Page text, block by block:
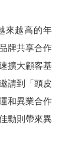
來越高的年
牌共享合作
擴大顧客基
請到「頭皮
和異業合作
勳則帶來異